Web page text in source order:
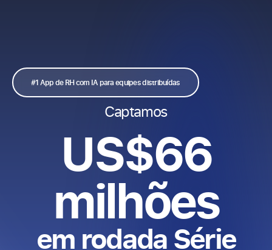
#1 App de RH com IA para equipes distribuídas
Captamos
US$66
milhões​
em rodada Série